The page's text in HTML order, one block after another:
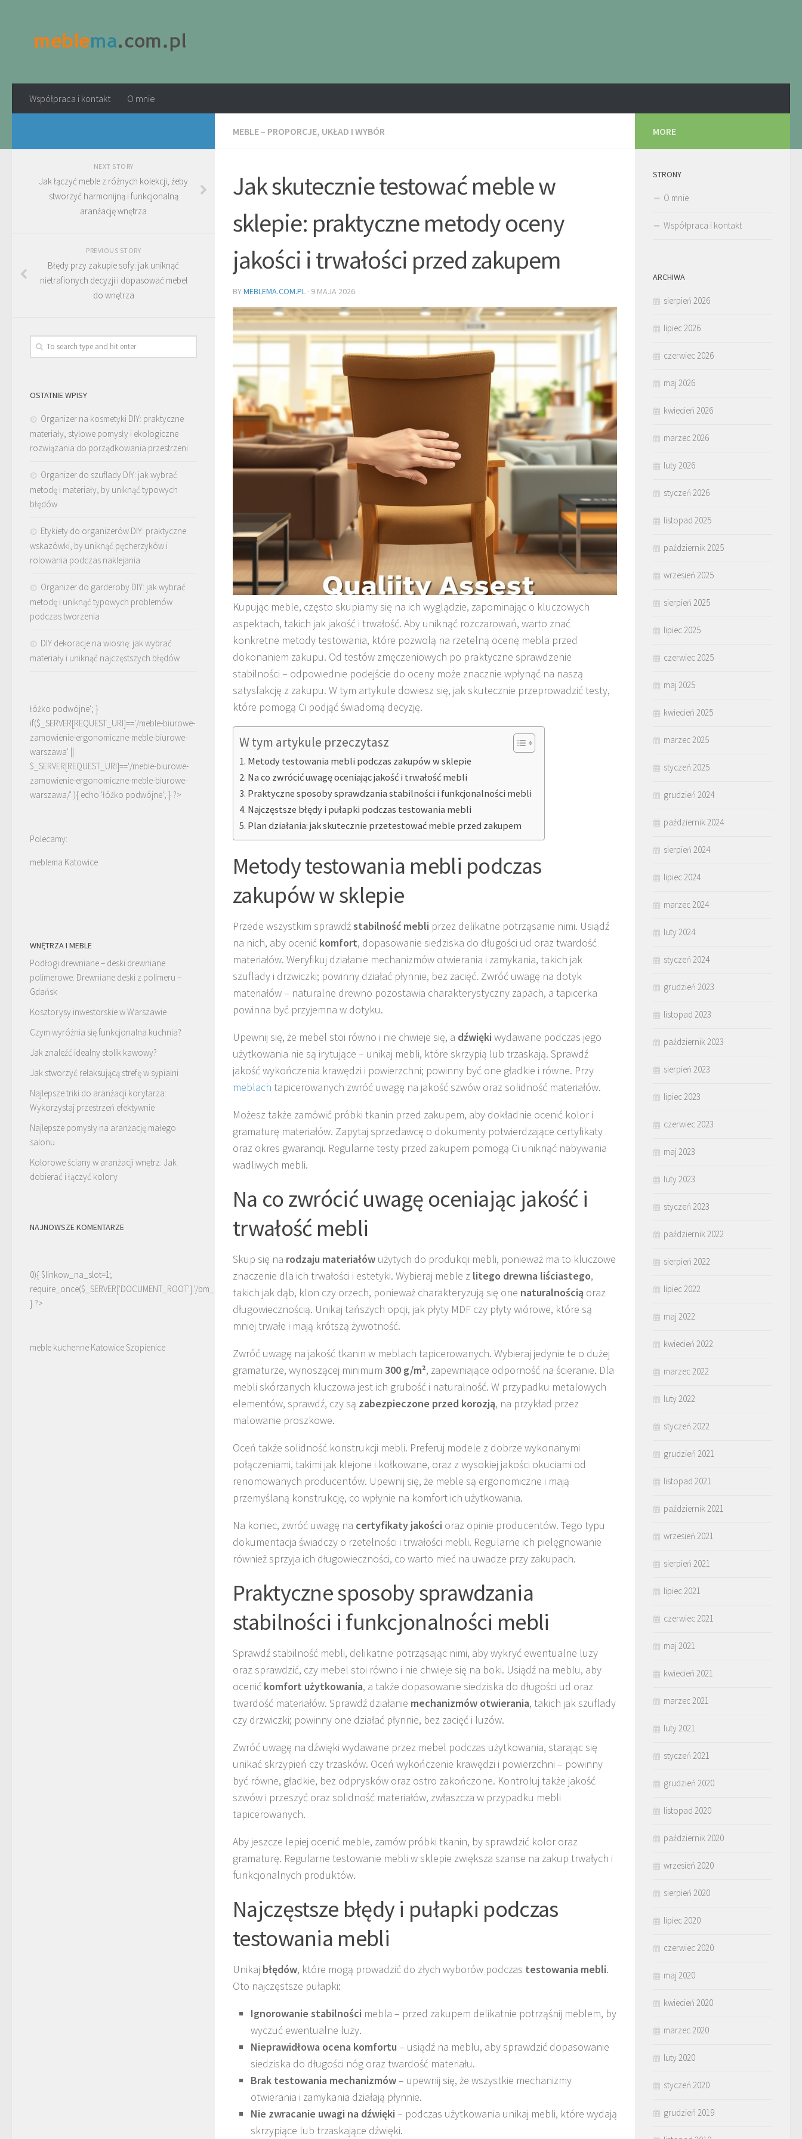
Współpraca i kontakt O mnie
MEBLE – PROPORCJE, UKŁAD I WYBÓR
Jak skutecznie testować meble w
sklepie: praktyczne metody oceny
jakości i trwałości przed zakupem
BYMEBLEMA.COM.PL · 9 MAJA 2026
Kupując meble, często skupiamy się na ich wyglądzie, zapominając o kluczowych
aspektach, takich jak jakość i trwałość. Aby uniknąć rozczarowań, warto znać
konkretne metody testowania, które pozwolą na rzetelną ocenę mebla przed
dokonaniem zakupu. Od testów zmęczeniowych po praktyczne sprawdzenie
stabilności – odpowiednie podejście do oceny może znacznie wpłynąć na naszą
satysfakcję z zakupu. W tym artykule dowiesz się, jak skutecznie przeprowadzić testy,
które pomogą Ci podjąć świadomą decyzję.
W tym artykule przeczytasz
Metody testowania mebli podczas zakupów w sklepie
Na co zwrócić uwagę oceniając jakość i trwałość mebli
Praktyczne sposoby sprawdzania stabilności i funkcjonalności mebli
Najczęstsze błędy i pułapki podczas testowania mebli
Plan działania: jak skutecznie przetestować meble przed zakupem
Metody testowania mebli podczas
zakupów w sklepie
Przede wszystkim sprawdźstabilność mebli przez delikatne potrząsanie nimi. Usiądź
na nich, aby ocenić komfort, dopasowanie siedziska do długości ud oraz twardość
materiałów. Weryfikuj działanie mechanizmów otwierania i zamykania, takich jak
szuflady i drzwiczki; powinny działać płynnie, bez zacięć. Zwróć uwagę na dotyk
materiałów – naturalne drewno pozostawia charakterystyczny zapach, a tapicerka
powinna być przyjemna w dotyku.
Upewnij się, że mebel stoi równo i nie chwieje się, a dźwięki wydawane podczas jego
użytkowania nie są irytujące – unikaj mebli, które skrzypią lub trzaskają. Sprawdź
jakość wykończenia krawędzi i powierzchni; powinny być one gładkie i równe. Przy
meblach tapicerowanych zwróć uwagę na jakość szwów oraz solidność materiałów.
Możesz także zamówić próbki tkanin przed zakupem, aby dokładnie ocenić kolor i
gramaturę materiałów. Zapytaj sprzedawcę o dokumenty potwierdzające certyfikaty
oraz okres gwarancji. Regularne testy przed zakupem pomogą Ci uniknąć nabywania
wadliwych mebli.
Na co zwrócić uwagę oceniając jakość i
trwałość mebli
Skup się na rodzaju materiałów użytych do produkcji mebli, ponieważ ma to kluczowe
znaczenie dla ich trwałości i estetyki. Wybieraj meble z litego drewna liściastego,
takich jak dąb, klon czy orzech, ponieważ charakteryzują się one naturalnością oraz
długowiecznością. Unikaj tańszych opcji, jak płyty MDF czy płyty wiórowe, które są
mniej trwałe i mają krótszą żywotność.
Zwróć uwagę na jakość tkanin w meblach tapicerowanych. Wybieraj jedynie te o dużej
gramaturze, wynoszącej minimum 300 g/m², zapewniające odporność na ścieranie. Dla
mebli skórzanych kluczowa jest ich grubość i naturalność. W przypadku metalowych
elementów, sprawdź, czy są zabezpieczone przed korozją, na przykład przez
malowanie proszkowe.
Oceń także solidność konstrukcji mebli. Preferuj modele z dobrze wykonanymi
połączeniami, takimi jak klejone i kołkowane, oraz z wysokiej jakości okuciami od
renomowanych producentów. Upewnij się, że meble są ergonomiczne i mają
przemyślaną konstrukcję, co wpłynie na komfort ich użytkowania.
Na koniec, zwróć uwagę na certyfikaty jakości oraz opinie producentów. Tego typu
dokumentacja świadczy o rzetelności i trwałości mebli. Regularne ich pielęgnowanie
również sprzyja ich długowieczności, co warto mieć na uwadze przy zakupach.
Praktyczne sposoby sprawdzania
stabilności i funkcjonalności mebli
Sprawdź stabilność mebli, delikatnie potrząsając nimi, aby wykryć ewentualne luzy
oraz sprawdzić, czy mebel stoi równo i nie chwieje się na boki. Usiądź na meblu, aby
ocenić komfort użytkowania, a także dopasowanie siedziska do długości ud oraz
twardość materiałów. Sprawdź działanie mechanizmów otwierania, takich jak szuflady
czy drzwiczki; powinny one działać płynnie, bez zacięć i luzów.
Zwróć uwagę na dźwięki wydawane przez mebel podczas użytkowania, starając się
unikać skrzypień czy trzasków. Oceń wykończenie krawędzi i powierzchni – powinny
być równe, gładkie, bez odprysków oraz ostro zakończone. Kontroluj także jakość
szwów i przeszyć oraz solidność materiałów, zwłaszcza w przypadku mebli
tapicerowanych.
Aby jeszcze lepiej ocenić meble, zamów próbki tkanin, by sprawdzić kolor oraz
gramaturę. Regularne testowanie mebli w sklepie zwiększa szanse na zakup trwałych i
funkcjonalnych produktów.
Najczęstsze błędy i pułapki podczas
testowania mebli
Unikaj błędów, które mogą prowadzić do złych wyborów podczas testowania mebli.
Oto najczęstsze pułapki:
Ignorowanie stabilności mebla – przed zakupem delikatnie potrząśnij meblem, by
wyczuć ewentualne luzy.
Nieprawidłowa ocena komfortu – usiądź na meblu, aby sprawdzić dopasowanie
siedziska do długości nóg oraz twardość materiału.
Brak testowania mechanizmów– upewnij się, że wszystkie mechanizmy
otwierania i zamykania działają płynnie.
Nie zwracanie uwagi na dźwięki – podczas użytkowania unikaj mebli, które wydają
skrzypiące lub trzaskające dźwięki.
NEXT STORY
Jak łączyć meble z różnych kolekcji, żeby
stworzyć harmonijną i funkcjonalną
aranżację wnętrza
PREVIOUS STORY
Błędy przy zakupie sofy: jak uniknąć
nietrafionych decyzji i dopasować mebel
do wnętrza
OSTATNIE WPISY
Organizer na kosmetyki DIY: praktyczne
materiały, stylowe pomysły i ekologiczne
rozwiązania do porządkowania przestrzeni
Organizer do szuflady DIY: jak wybrać
metodę i materiały, by uniknąć typowych
błędów
Etykiety do organizerów DIY: praktyczne
wskazówki, by uniknąć pęcherzyków i
rolowania podczas naklejania
Organizer do garderoby DIY: jak wybrać
metodę i uniknąć typowych problemów
podczas tworzenia
DIY dekoracje na wiosnę: jak wybrać
materiały i uniknąć najczęstszych błędów
łóżko podwójne'; }
if($_SERVER[REQUEST_URI]=='/meble-biurowe-
zamowienie-ergonomiczne-meble-biurowe-
warszawa' ||
$_SERVER[REQUEST_URI]=='/meble-biurowe-
zamowienie-ergonomiczne-meble-biurowe-
warszawa/' ){ echo 'łóżko podwójne'; } ?>
Polecamy:
meblema Katowice
WNĘTRZA I MEBLE
Podłogi drewniane – deski drewniane
polimerowe. Drewniane deski z polimeru –
Gdańsk
Kosztorysy inwestorskie w Warszawie
Czym wyróżnia się funkcjonalna kuchnia?
Jak znaleźć idealny stolik kawowy?
Jak stworzyć relaksującą strefę w sypialni
Najlepsze triki do aranżacji korytarza:
Wykorzystaj przestrzeń efektywnie
Najlepsze pomysły na aranżację małego
salonu
Kolorowe ściany w aranżacji wnętrz: Jak
dobierać i łączyć kolory
NAJNOWSZE KOMENTARZE
0){ $linkow_na_slot=1;
require_once($_SERVER['DOCUMENT_ROOT'].'/bm_linki.php');
} ?>
meble kuchenne Katowice Szopienice
MORE
STRONY
O mnie
Współpraca i kontakt
ARCHIWA
sierpień 2026
lipiec 2026
czerwiec 2026
maj 2026
kwiecień 2026
marzec 2026
luty 2026
styczeń 2026
listopad 2025
październik 2025
wrzesień 2025
sierpień 2025
lipiec 2025
czerwiec 2025
maj 2025
kwiecień 2025
marzec 2025
styczeń 2025
grudzień 2024
październik 2024
sierpień 2024
lipiec 2024
marzec 2024
luty 2024
styczeń 2024
grudzień 2023
listopad 2023
październik 2023
sierpień 2023
lipiec 2023
czerwiec 2023
maj 2023
luty 2023
styczeń 2023
październik 2022
sierpień 2022
lipiec 2022
maj 2022
kwiecień 2022
marzec 2022
luty 2022
styczeń 2022
grudzień 2021
listopad 2021
październik 2021
wrzesień 2021
sierpień 2021
lipiec 2021
czerwiec 2021
maj 2021
kwiecień 2021
marzec 2021
luty 2021
styczeń 2021
grudzień 2020
listopad 2020
październik 2020
wrzesień 2020
sierpień 2020
lipiec 2020
czerwiec 2020
maj 2020
kwiecień 2020
marzec 2020
luty 2020
styczeń 2020
grudzień 2019